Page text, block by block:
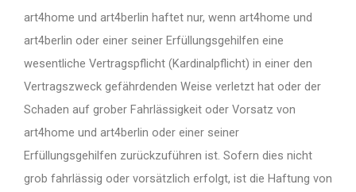
art4home und art4berlin haftet nur, wenn art4home und
art4berlin oder einer seiner Erfüllungsgehilfen eine
wesentliche Vertragspflicht (Kardinalpflicht) in einer den
Vertragszweck gefährdenden Weise verletzt hat oder der
Schaden auf grober Fahrlässigkeit oder Vorsatz von
art4home und art4berlin oder einer seiner
Erfüllungsgehilfen zurückzuführen ist. Sofern dies nicht
grob fahrlässig oder vorsätzlich erfolgt, ist die Haftung von